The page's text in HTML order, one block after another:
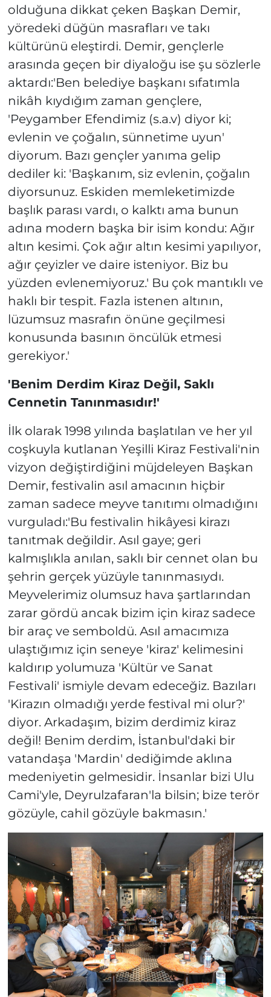
olduğuna dikkat çeken Başkan Demir,
yöredeki düğün masrafları ve takı
kültürünü eleştirdi. Demir, gençlerle
arasında geçen bir diyaloğu ise şu sözlerle
aktardı:'Ben belediye başkanı sıfatımla
nikâh kıydığım zaman gençlere,
'Peygamber Efendimiz (s.a.v) diyor ki;
evlenin ve çoğalın, sünnetime uyun'
diyorum. Bazı gençler yanıma gelip
dediler ki: 'Başkanım, siz evlenin, çoğalın
diyorsunuz. Eskiden memleketimizde
başlık parası vardı, o kalktı ama bunun
adına modern başka bir isim kondu: Ağır
altın kesimi. Çok ağır altın kesimi yapılıyor,
ağır çeyizler ve daire isteniyor. Biz bu
yüzden evlenemiyoruz.' Bu çok mantıklı ve
haklı bir tespit. Fazla istenen altının,
lüzumsuz masrafın önüne geçilmesi
konusunda basının öncülük etmesi
gerekiyor.'
'Benim Derdim Kiraz Değil, Saklı
Cennetin Tanınmasıdır!'
İlk olarak 1998 yılında başlatılan ve her yıl
coşkuyla kutlanan Yeşilli Kiraz Festivali'nin
vizyon değiştirdiğini müjdeleyen Başkan
Demir, festivalin asıl amacının hiçbir
zaman sadece meyve tanıtımı olmadığını
vurguladı:'Bu festivalin hikâyesi kirazı
tanıtmak değildir. Asıl gaye; geri
kalmışlıkla anılan, saklı bir cennet olan bu
şehrin gerçek yüzüyle tanınmasıydı.
Meyvelerimiz olumsuz hava şartlarından
zarar gördü ancak bizim için kiraz sadece
bir araç ve semboldü. Asıl amacımıza
ulaştığımız için seneye 'kiraz' kelimesini
kaldırıp yolumuza 'Kültür ve Sanat
Festivali' ismiyle devam edeceğiz. Bazıları
'Kirazın olmadığı yerde festival mi olur?'
diyor. Arkadaşım, bizim derdimiz kiraz
değil! Benim derdim, İstanbul'daki bir
vatandaşa 'Mardin' dediğimde aklına
medeniyetin gelmesidir. İnsanlar bizi Ulu
Cami'yle, Deyrulzafaran'la bilsin; bize terör
gözüyle, cahil gözüyle bakmasın.'